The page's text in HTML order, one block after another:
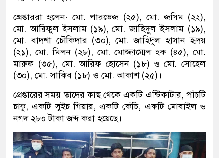
গ্রেপ্তাররা হলেন- মো. পারভেজ (২৫), মো. জসিম (২২),
মো. আরিফুল ইসলাম (১৯), মো. জাহিদুল ইসলাম (১৯),
মো. বাদশা চৌকিদার (৩০), মো. জাহিদুল হাসান হৃদয়
(২১), মো. মিলন (২৮), মো. মোজ্জাম্মেল হক (৪৫), মো.
মারুফ (৩৫), মো. আরিফ হোসেন (১৮) ও মো. সোহেল
(৩০), মো. সাকিব (১৮) ও মো. আকাশ (২৫)।
গ্রেপ্তারের সময় তাদের কাছ থেকে একটি এন্টিকাটার, পাঁচটি
চাকু, একটি সুইচ গিয়ার, একটি কেঁচি, একটি মোবাইল ও
নগদ ২৮০ টাকা জব্দ করা হয়েছে।